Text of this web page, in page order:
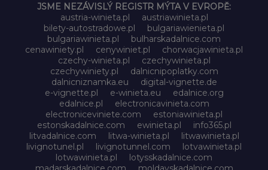
JSME NEZÁVISLÝ REGISTR MÝTA V EVROPĚ:
austria-winieta.pl
austriawinieta.pl
bilety-autostradowe.pl
bulgariawienieta.pl
bulgariawinieta.pl
bulharskadalnice.com
cenawiniety.pl
cenywiniet.pl
chorwacjawinieta.pl
czechy-winieta.pl
czechywinieta.pl
czechywiniety.pl
dalnicnipoplatky.com
dalnicniznamka.eu
digital-vignette.de
e-vignette.pl
e-winieta.eu
edalnice.org
edalnice.pl
electronicavinieta.com
electroniceviniete.com
estoniawinieta.pl
estonskadalnice.com
ewinieta.pl
info365.pl
litvadalnice.com
litwa-winieta.pl
litwawinieta.pl
livignotunel.pl
livignotunnel.com
lotvawinieta.pl
lotwawinieta.pl
lotysskadalnice.com